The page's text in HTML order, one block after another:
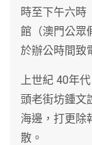
時至下午六時
館（澳門公眾
於辦公時間致
上世紀 40年
頭老街坊鍾文
海邊，打更除
散。